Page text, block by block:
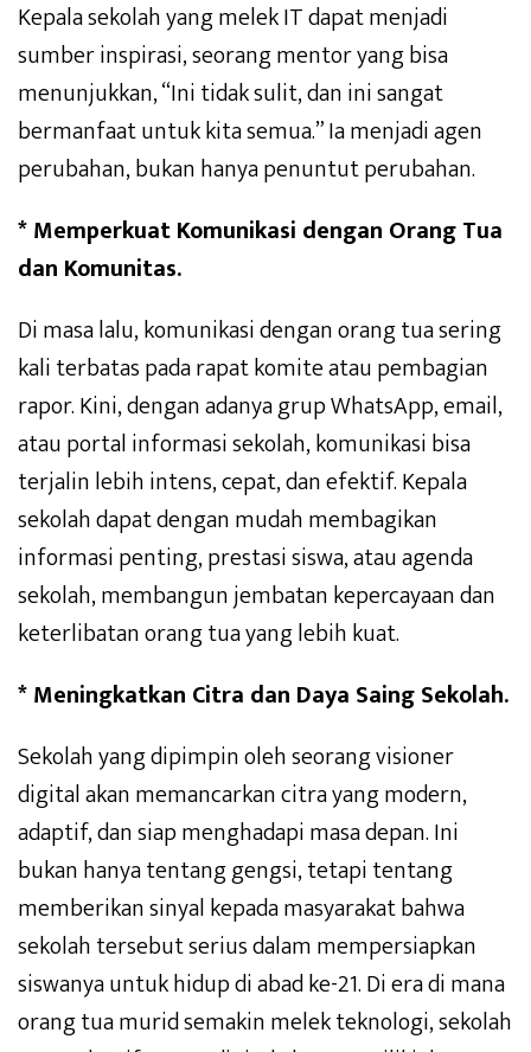
Kepala sekolah yang melek IT dapat menjadi
sumber inspirasi, seorang mentor yang bisa
menunjukkan, “Ini tidak sulit, dan ini sangat
bermanfaat untuk kita semua.” Ia menjadi agen
perubahan, bukan hanya penuntut perubahan.
* Memperkuat Komunikasi dengan Orang Tua
dan Komunitas.
Di masa lalu, komunikasi dengan orang tua sering
kali terbatas pada rapat komite atau pembagian
rapor. Kini, dengan adanya grup WhatsApp, email,
atau portal informasi sekolah, komunikasi bisa
terjalin lebih intens, cepat, dan efektif. Kepala
sekolah dapat dengan mudah membagikan
informasi penting, prestasi siswa, atau agenda
sekolah, membangun jembatan kepercayaan dan
keterlibatan orang tua yang lebih kuat.
* Meningkatkan Citra dan Daya Saing Sekolah.
Sekolah yang dipimpin oleh seorang visioner
digital akan memancarkan citra yang modern,
adaptif, dan siap menghadapi masa depan. Ini
bukan hanya tentang gengsi, tetapi tentang
memberikan sinyal kepada masyarakat bahwa
sekolah tersebut serius dalam mempersiapkan
siswanya untuk hidup di abad ke-21. Di era di mana
orang tua murid semakin melek teknologi, sekolah